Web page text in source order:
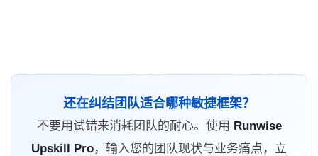
还在纠结团队适合哪种敏捷框架？
不要用试错来消耗团队的耐心。使用 Runwise
Upskill Pro，输入您的团队现状与业务痛点，立